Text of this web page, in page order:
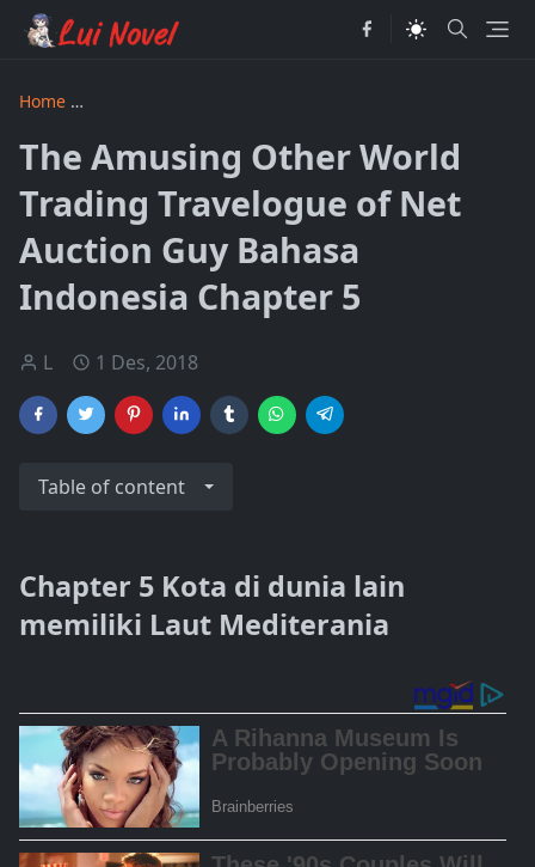
Home
The Amusing Other World
Trading Travelogue of Net
Auction Guy Bahasa
Indonesia Chapter 5
L 1 Des, 2018
Table of content
Chapter 5 Kota di dunia lain
memiliki Laut Mediterania